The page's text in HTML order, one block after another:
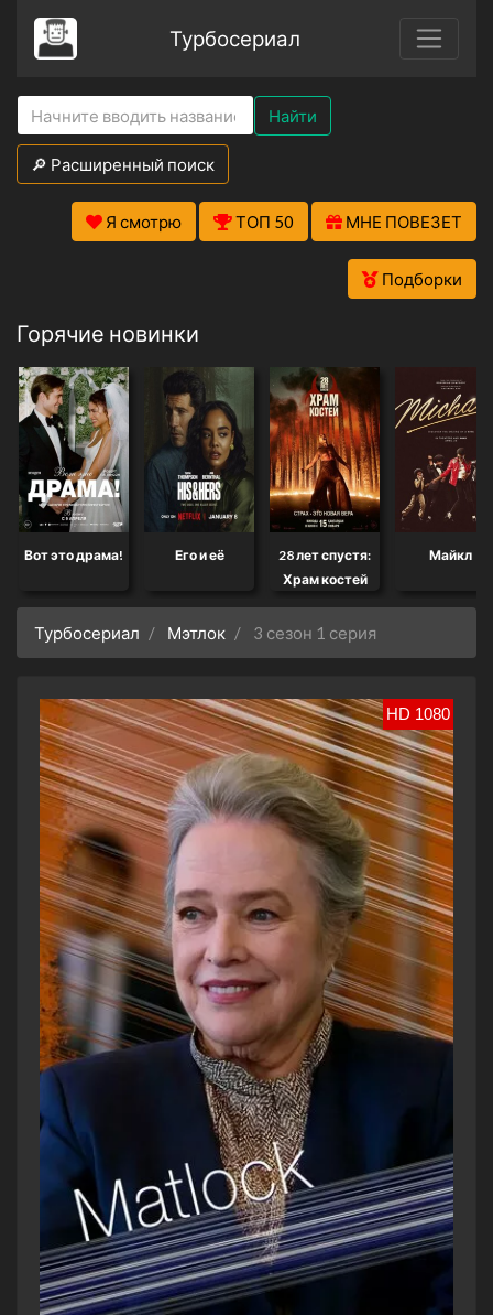
Турбосериал
Найти
🔎 Расширенный поиск
Я смотрю ТОП 50 МНЕ ПОВЕЗЕТ
Подборки
Горячие новинки
Вот это драма! Его и её
28 лет спустя:
Храм костей
Майкл
Турбосериал Мэтлок 3 сезон 1 серия
HD 1080